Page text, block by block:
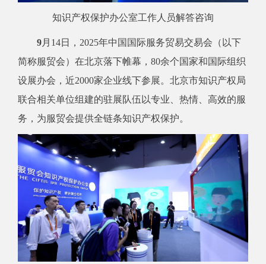
知识产权保护办公室工作人员解答咨询
9月 14日， 2025年中国国际服务贸易交易会（以下
简称服贸会）在北京落下帷幕， 80余个国家和国际组织
设展办会，近2000家企业线下参展。北京市知识产权局
联合相关单位组建的驻展队伍以专业、热情、高效的服
务，为服贸会提供全链条知识产权保护。